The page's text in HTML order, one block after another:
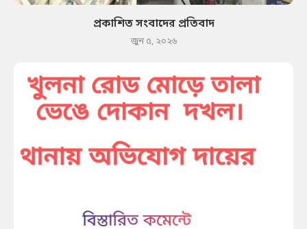
প্রকাশিত সংবাদের প্রতিবাদ
জুন ৫, ২০২৬